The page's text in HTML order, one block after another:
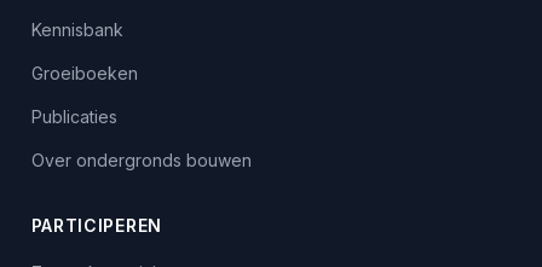
Kennisbank
Groeiboeken
Publicaties
Over ondergronds bouwen
PARTICIPEREN